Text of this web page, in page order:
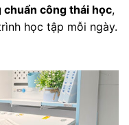
chuẩn công thái học,
học tập mỗi ngày.